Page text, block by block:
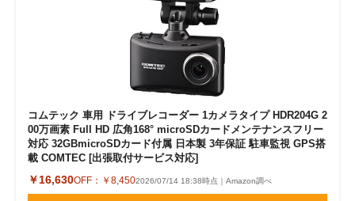
コムテック 車用 ドライブレコーダー 1カメラタイプ HDR204G 2
00万画素 Full HD 広角168° microSDカードメンテナンスフリー
対応 32GBmicroSDカード付属 日本製 3年保証 駐車監視 GPS搭
載 COMTEC [出張取付サービス対応]
￥16,630OFF： ￥8,4502026/07/14 18:38時点｜Amazon調べ